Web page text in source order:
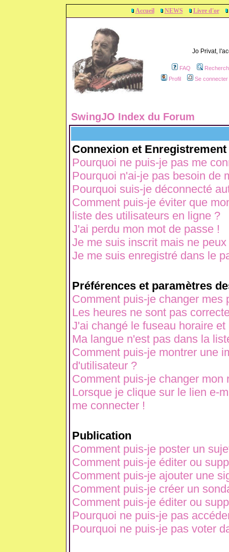
Accueil NEWS Livre d'or
Jo Privat,
FAQ
Profil
Se
SwingJO Index du Forum
Connexion et Enregistrement
Pourquoi ne puis-je pas me
Pourquoi n'ai-je pas besoin de
Pourquoi suis-je déconnecté
Comment puis-je éviter que
liste des utilisateurs en ligne ?
J'ai perdu mon mot de passe !
Je me suis inscrit mais ne
Je me suis enregistré dans le
Préférences et paramètres
Comment puis-je changer mes
Les heures ne sont pas
J'ai changé le fuseau horaire
Ma langue n'est pas dans la
Comment puis-je montrer une
d'utilisateur ?
Comment puis-je changer mon
Lorsque je clique sur le lien e-
me connecter !
Publication
Comment puis-je poster un
Comment puis-je éditer ou
Comment puis-je ajouter une
Comment puis-je créer un
Comment puis-je éditer ou
Pourquoi ne puis-je pas
Pourquoi ne puis-je pas voter